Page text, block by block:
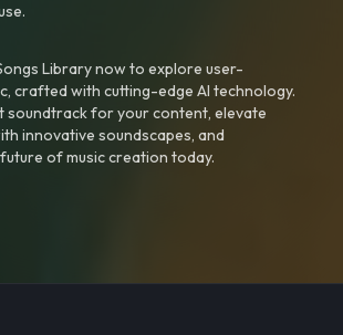
Library now to explore user-
crafted with cutting-edge AI technology.
soundtrack for your content, elevate
innovative soundscapes, and
of music creation today.